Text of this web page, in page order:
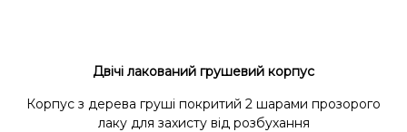
Двічі лакований грушевий корпус
Корпус з дерева груші покритий 2 шарами прозорого
лаку для захисту від розбухання